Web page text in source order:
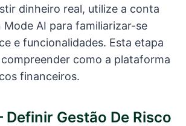
dinheiro real, utilize a conta
Mode AI para familiarizar-se
e funcionalidades. Esta etapa
como a plataforma
financeiros.
Gestão De Risco